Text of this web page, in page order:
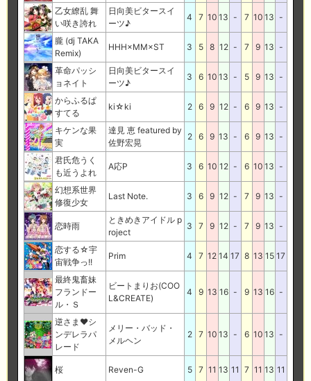
乙女繚乱 舞
い咲き誇れ
日向美ビタースイ
ーツ♪
4 7 10 13 - 7 10 13 -
朧 (dj TAKA
Remix)
HHH×MM×ST 3 5 8 12 - 7 9 13 -
革命パッシ
ョネイト
日向美ビタースイ
ーツ♪
3 6 10 13 - 5 9 13 -
からふるぱ
すてる
ki☆ki 2 6 9 12 - 6 9 13 -
キケンな果
実
達見 恵 featured by
佐野宏晃
2 6 9 13 - 6 9 13 -
君氏危うく
も近うよれ
A応P 3 6 10 12 - 6 10 13 -
幻想系世界
修復少女
Last Note. 3 6 9 12 - 7 9 13 -
恋時雨
ときめきアイドル p
roject
3 7 9 12 - 7 9 13 -
恋する☆宇
宙戦争っ!!
Prim 4 7 12 14 17 8 13 15 17
最終鬼畜妹
フランドー
ル・Ｓ
ビートまりお(COO
L&CREATE)
4 9 13 16 - 9 13 16 -
逆さま♥シ
ンデレラパ
レード
メリー・バッド・
メルヘン
2 7 10 13 - 6 10 13 -
桜 Reven-G 5 7 11 13 11 7 11 13 11